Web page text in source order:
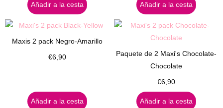
Añadir a la cesta Añadir a la cesta
Maxis 2 pack Negro-Amarillo
€6,90
Añadir a la cesta
Paquete de 2 Maxi's Chocolate-
Chocolate
€6,90
Añadir a la cesta